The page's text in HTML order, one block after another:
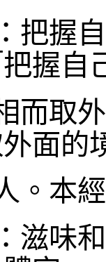
把握
握自
而取
面的
。本
滋味